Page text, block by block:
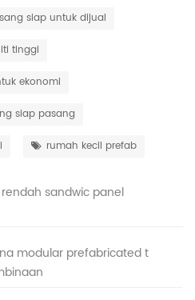
siap untuk dijual
tinggi
ekonomi
siap pasang
rumah kecil prefab
sandwic panel
modular prefabricated t